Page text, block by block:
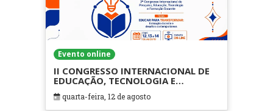
Evento online
II CONGRESSO INTERNACIONAL DE
EDUCAÇÃO, TECNOLOGIA E
FORMAÇÃO DOCENTE - CIPET
(ONLINE)
quarta-feira, 12 de agosto